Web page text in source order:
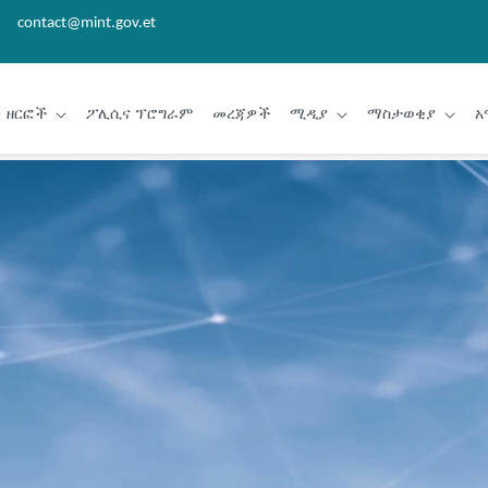
contact@mint.gov.et
ዘርፎች ፖሊሲና ፕሮግራም መረጃዎች ሚዲያ ማስታወቂያ